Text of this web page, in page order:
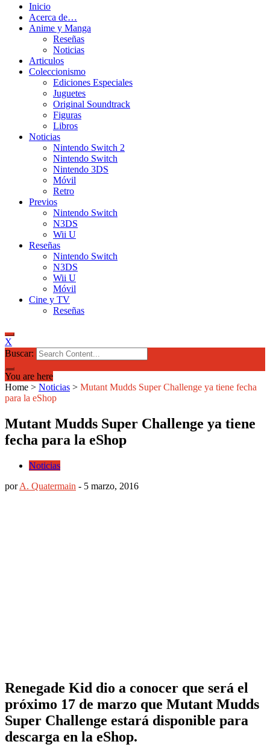
Inicio
Acerca de…
Anime y Manga
Reseñas
Noticias
Articulos
Coleccionismo
Ediciones Especiales
Juguetes
Original Soundtrack
Figuras
Libros
Noticias
Nintendo Switch 2
Nintendo Switch
Nintendo 3DS
Móvil
Retro
Previos
Nintendo Switch
N3DS
Wii U
Reseñas
Nintendo Switch
N3DS
Wii U
Móvil
Cine y TV
Reseñas
X
Buscar:
You are here
Home > Noticias > Mutant Mudds Super Challenge ya tiene fecha
para la eShop
Mutant Mudds Super Challenge ya tiene
fecha para la eShop
Noticias
porA. Quatermain - 5 marzo, 2016
Renegade Kid dio a conocer que será el
próximo 17 de marzo que Mutant Mudds
Super Challenge estará disponible para
descarga en la eShop.